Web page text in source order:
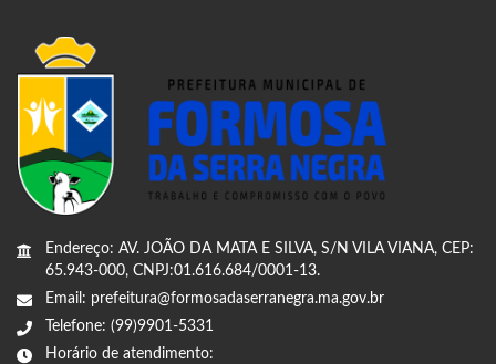
Endereço: AV. JOÃO DA MATA E SILVA, S/N VILA VIANA, CEP:
65.943-000, CNPJ:01.616.684/0001-13.
Email: prefeitura@formosadaserranegra.ma.gov.br
Telefone: (99)9901-5331
Horário de atendimento: